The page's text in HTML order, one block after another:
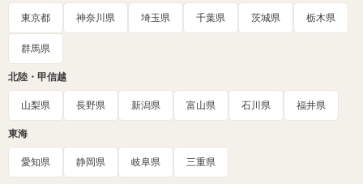
東京都 神奈川県 埼玉県 千葉県 茨城県 栃木県
群馬県
北陸・甲信越
山梨県 長野県 新潟県 富山県 石川県 福井県
東海
愛知県 静岡県 岐阜県 三重県